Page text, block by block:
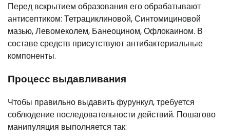
Перед вскрытием образования его обрабатывают
антисептиком: Тетрациклиновой, Синтомициновой
мазью, Левомеколем, Банеоцином, Офлокаином. В
составе средств присутствуют антибактериальные
компоненты.
Процесс выдавливания
Чтобы правильно выдавить фурункул, требуется
соблюдение последовательности действий. Пошагово
манипуляция выполняется так: